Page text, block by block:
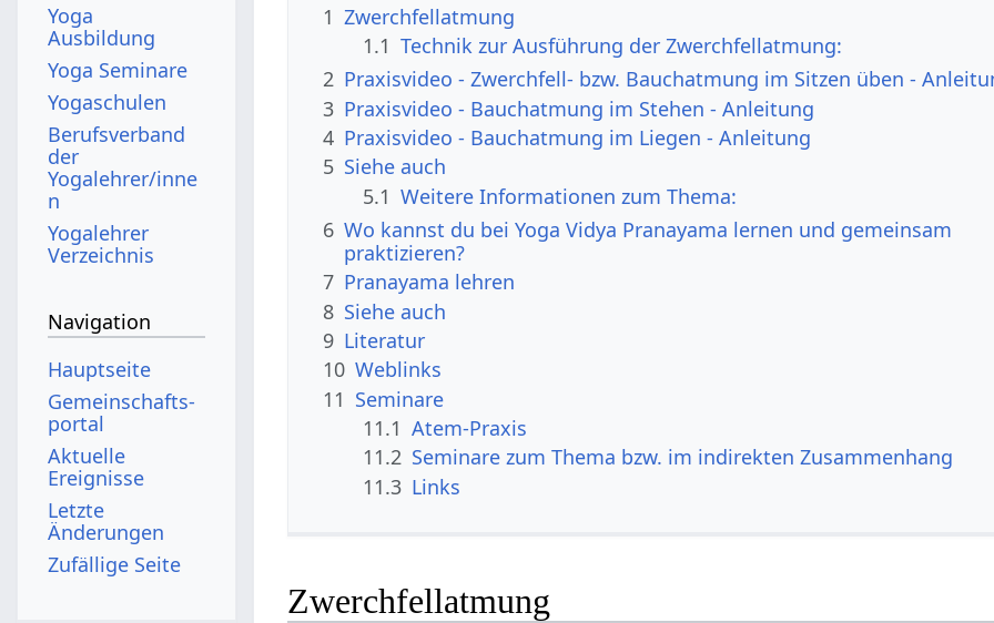
1 Zwerchfellatmung
1.1 Technik zur Ausführung der Zwerchfellatmung:
2 Praxisvideo - Zwerchfell- bzw. Bauchatmung im Sitzen üben -
3 Praxisvideo - Bauchatmung im Stehen - Anleitung
4 Praxisvideo - Bauchatmung im Liegen - Anleitung
5 Siehe auch
5.1 Weitere Informationen zum Thema:
6 Wo kannst du bei Yoga Vidya Pranayama lernen und gemeinsam
praktizieren?
7 Pranayama lehren
8 Siehe auch
9 Literatur
10 Weblinks
11 Seminare
11.1 Atem-Praxis
11.2 Seminare zum Thema bzw. im indirekten Zusammenhang
11.3 Links
Zwerchfellatmung
Yoga
Ausbildung
Yoga Seminare
Yogaschulen
Berufsverband
der
Yogalehrer/inne
n
Yogalehrer
Verzeichnis
Navigation
Hauptseite
Gemeinschafts­
portal
Aktuelle
Ereignisse
Letzte
Änderungen
Zufällige Seite